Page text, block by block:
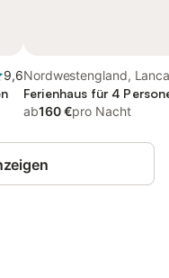
9,6Nordwestengland,
Ferienhaus für 4
ab160 €pro Nacht